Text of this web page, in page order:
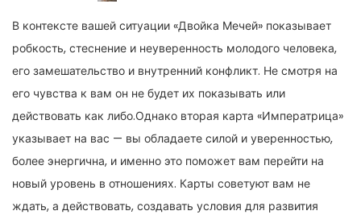
В контексте вашей ситуации «Двойка Мечей» показывает
робкость, стеснение и неуверенность молодого человека,
его замешательство и внутренний конфликт. Не смотря на
его чувства к вам он не будет их показывать или
действовать как либо.Однако вторая карта «Императрица»
указывает на вас — вы обладаете силой и уверенностью,
более энергична, и именно это поможет вам перейти на
новый уровень в отношениях. Карты советуют вам не
ждать, а действовать, создавать условия для развития